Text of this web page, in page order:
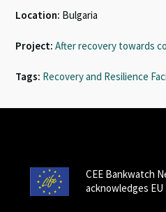
Location: Bulgaria
Project: After recovery towards
Tags: Recovery and Resilience
CEE Bankwatch
acknowledges